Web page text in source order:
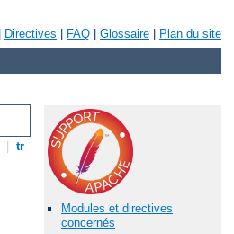
Directives FAQ Glossaire Plan du site
tr
Modules et directives
concernés